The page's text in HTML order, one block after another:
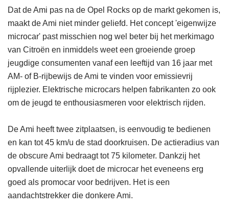
Dat de Ami pas na de Opel Rocks op de markt gekomen is,
maakt de Ami niet minder geliefd. Het concept 'eigenwijze
microcar' past misschien nog wel beter bij het merkimago
van Citroën en inmiddels weet een groeiende groep
jeugdige consumenten vanaf een leeftijd van 16 jaar met
AM- of B-rijbewijs de Ami te vinden voor emissievrij
rijplezier. Elektrische microcars helpen fabrikanten zo ook
om de jeugd te enthousiasmeren voor elektrisch rijden.
De Ami heeft twee zitplaatsen, is eenvoudig te bedienen
en kan tot 45 km/u de stad doorkruisen. De actieradius van
de obscure Ami bedraagt tot 75 kilometer. Dankzij het
opvallende uiterlijk doet de microcar het eveneens erg
goed als promocar voor bedrijven. Het is een
aandachtstrekker die donkere Ami.